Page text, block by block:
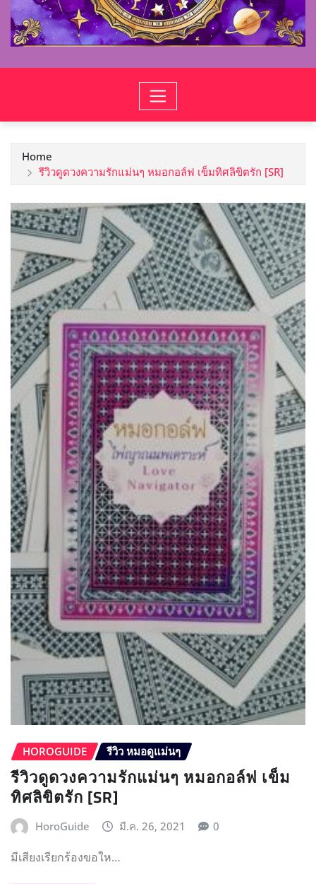
Home
รีวิวดูดวงความรักแม่นๆ หมอกอล์ฟ เข็มทิศลิขิตรัก [SR]
HOROGUIDE รีวิว หมอดูแม่นๆ
รีวิวดูดวงความรักแม่นๆ หมอกอล์ฟ เข็ม
ทิศลิขิตรัก [SR]
HoroGuide มี.ค. 26, 2021 0
มีเสียงเรียกร้องขอให…